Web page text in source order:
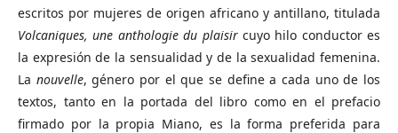
escritos por mujeres de origen africano y antillano, titulada
Volcaniques, une anthologie du plaisircuyo hilo conductor es
la expresión de la sensualidad y de la sexualidad femenina.
La nouvelle, género por el que se define a cada uno de los
textos, tanto en la portada del libro como en el prefacio
firmado por la propia Miano, es la forma preferida para